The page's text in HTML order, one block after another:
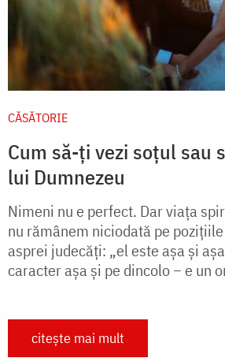
CĂSĂTORIE
Cum să-ți vezi soțul sau
lui Dumnezeu
Nimeni nu e perfect. Dar viaţa
nu rămânem niciodată pe
asprei judecăţi: „el este aşa şi
caracter aşa şi pe dincolo − e un
citește mai mult